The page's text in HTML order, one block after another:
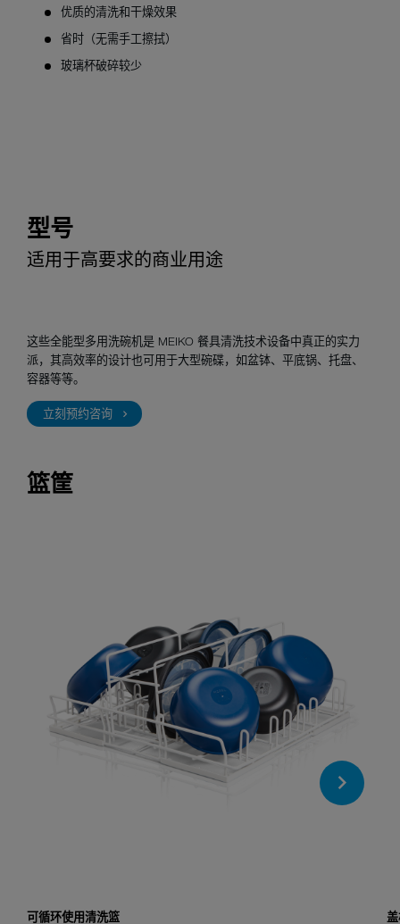
优质的清洗和干燥效果
省时（无需手工擦拭）
玻璃杯破碎较少
型号
适用于高要求的商业用途
这些全能型多用洗碗机是 MEIKO 餐具清洗技术设备中真正的实力
派，其高效率的设计也可用于大型碗碟，如盆钵、平底锅、托盘、
容器等等。
立刻预约咨询
篮筐
可循环使用清洗篮